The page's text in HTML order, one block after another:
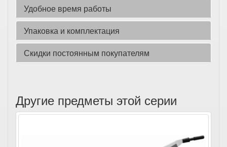
Удобное время работы
Упаковка и комплектация
Скидки постоянным покупателям
Другие предметы этой серии